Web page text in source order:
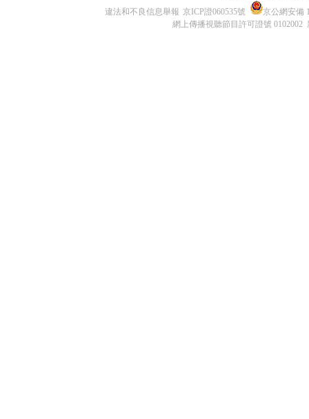
違法和不良信息舉報 京ICP證060535號
京公網安備
網上傳播視聽節目許可證號 0102002